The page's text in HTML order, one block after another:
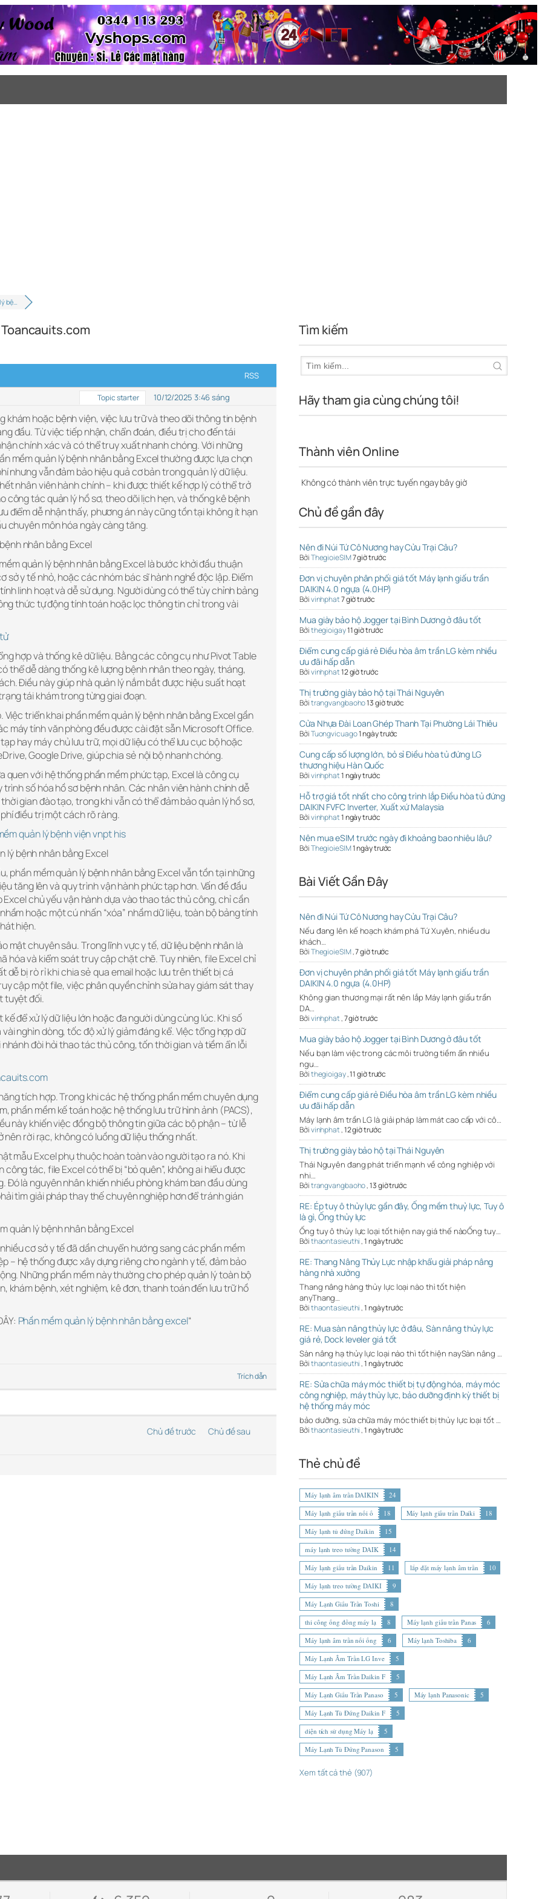
bệ…
RSS
Topic starter 10/12/2025 3:46 sáng
khám hoặc bệnh viện, việc lưu trữ và theo dõi thông tin bệnh
đầu. Từ việc tiếp nhận, chẩn đoán, điều trị cho đến tái
chính xác và có thể truy xuất nhanh chóng. Với những
mềm quản lý bệnh nhân bằng Excel thường được lựa chọn
nhưng vẫn đảm bảo hiệu quả cơ bản trong quản lý dữ liệu.
nhân viên hành chính – khi được thiết kế hợp lý có thể trở
công tác quản lý hồ sơ, theo dõi lịch hẹn, và thống kê bệnh
điểm dễ nhận thấy, phương án này cũng tồn tại không ít hạn
chuyên môn hóa ngày càng tăng.
nhân bằng Excel
quản lý bệnh nhân bằng Excel là bước khởi đầu thuận
sở y tế nhỏ, hoặc các nhóm bác sĩ hành nghề độc lập. Điểm
linh hoạt và dễ sử dụng. Người dùng có thể tùy chỉnh bảng
thức tự động tính toán hoặc lọc thông tin chỉ trong vài
hợp và thống kê dữ liệu. Bằng các công cụ như Pivot Table
thể dễ dàng thống kê lượng bệnh nhân theo ngày, tháng,
Điều này giúp nhà quản lý nắm bắt được hiệu suất hoạt
tái khám trong từng giai đoạn.
Việc triển khai phần mềm quản lý bệnh nhân bằng Excel gần
máy tính văn phòng đều được cài đặt sẵn Microsoft Office.
hay máy chủ lưu trữ, mọi dữ liệu có thể lưu cục bộ hoặc
Google Drive, giúp chia sẻ nội bộ nhanh chóng.
quen với hệ thống phần mềm phức tạp, Excel là công cụ
trình số hóa hồ sơ bệnh nhân. Các nhân viên hành chính dễ
gian đào tạo, trong khi vẫn có thể đảm bảo quản lý hồ sơ,
điều trị một cách rõ ràng.
quản lý bệnh viện vnpt his
lý bệnh nhân bằng Excel
phần mềm quản lý bệnh nhân bằng Excel vẫn tồn tại những
tăng lên và quy trình vận hành phức tạp hơn. Vấn đề đầu
Excel chủ yếu vận hành dựa vào thao tác thủ công, chỉ cần
hoặc một cú nhấn “xóa” nhầm dữ liệu, toàn bộ bảng tính
hiện.
mật chuyên sâu. Trong lĩnh vực y tế, dữ liệu bệnh nhân là
hóa và kiểm soát truy cập chặt chẽ. Tuy nhiên, file Excel chỉ
dễ bị rò rỉ khi chia sẻ qua email hoặc lưu trên thiết bị cá
cập một file, việc phân quyền chỉnh sửa hay giám sát thay
tuyệt đối.
để xử lý dữ liệu lớn hoặc đa người dùng cùng lúc. Khi số
nghìn dòng, tốc độ xử lý giảm đáng kể. Việc tổng hợp dữ
đòi hỏi thao tác thủ công, tốn thời gian và tiềm ẩn lỗi
tích hợp. Trong khi các hệ thống phần mềm chuyên dụng
phần mềm kế toán hoặc hệ thống lưu trữ hình ảnh (PACS),
này khiến việc đồng bộ thông tin giữa các bộ phận – từ lễ
nên rời rạc, không có luồng dữ liệu thống nhất.
mẫu Excel phụ thuộc hoàn toàn vào người tạo ra nó. Khi
tác, file Excel có thể bị “bỏ quên”, không ai hiểu được
là nguyên nhân khiến nhiều phòng khám ban đầu dùng
tìm giải pháp thay thế chuyên nghiệp hơn để tránh gián
quản lý bệnh nhân bằng Excel
cơ sở y tế đã dần chuyển hướng sang các phần mềm
– hệ thống được xây dựng riêng cho ngành y tế, đảm bảo
Những phần mềm này thường cho phép quản lý toàn bộ
khám bệnh, xét nghiệm, kê đơn, thanh toán đến lưu trữ hồ
Phần mềm quản lý bệnh nhân bằng excel“
Trích dẫn
Chủ đề trước Chủ đề sau
Tìm kiếm
Hãy tham gia cùng chúng tôi!
Thành viên Online
Không có thành viên trực tuyến ngay bây giờ
Chủ đề gần đây
Nên đi Núi Tứ Cô Nương hay Cửu Trại Câu?
BởiThegioieSIM7 giờ trước
Đơn vị chuyên phân phối giá tốt Máy lạnh giấu trần
DAIKIN 4.0 ngựa (4.0HP)
Bởivinhphat7 giờ trước
Mua giày bảo hộ Jogger tại Bình Dương ở đâu tốt
Bởithegioigay11 giờ trước
Điểm cung cấp giá rẻ Điều hòa âm trần LG kèm nhiều
ưu đãi hấp dẫn
Bởivinhphat12 giờ trước
Thị trường giày bảo hộ tại Thái Nguyên
Bởitrangvangbaoho13 giờ trước
Cửa Nhựa Đài Loan Ghép Thanh Tại Phường Lái Thiêu
BởiTuongvicuago1 ngày trước
Cung cấp số lượng lớn, bỏ sỉ Điều hòa tủ đứng LG
thương hiệu Hàn Quốc
Bởivinhphat1 ngày trước
Hỗ trợ giá tốt nhất cho công trình lắp Điều hòa tủ đứng
DAIKIN FVFC Inverter, Xuất xứ Malaysia
Bởivinhphat1 ngày trước
Nên mua eSIM trước ngày đi khoảng bao nhiêu lâu?
BởiThegioieSIM1 ngày trước
Bài Viết Gần Đây
Nên đi Núi Tứ Cô Nương hay Cửu Trại Câu?
Nếu đang lên kế hoạch khám phá Tứ Xuyên, nhiều du
khách…
BởiThegioieSIM,7 giờ trước
Đơn vị chuyên phân phối giá tốt Máy lạnh giấu trần
DAIKIN 4.0 ngựa (4.0HP)
Không gian thương mại rất nên lắp Máy lạnh giấu trần
DA…
Bởivinhphat,7 giờ trước
Mua giày bảo hộ Jogger tại Bình Dương ở đâu tốt
Nếu bạn làm việc trong các môi trường tiềm ẩn nhiều
ngu…
Bởithegioigay,11 giờ trước
Điểm cung cấp giá rẻ Điều hòa âm trần LG kèm nhiều
ưu đãi hấp dẫn
Máy lạnh âm trần LG là giải pháp làm mát cao cấp với cô…
Bởivinhphat,12 giờ trước
Thị trường giày bảo hộ tại Thái Nguyên
Thái Nguyên đang phát triển mạnh về công nghiệp với
nhi…
Bởitrangvangbaoho,13 giờ trước
RE: Ép tuy ô thủy lực gần đây, Ống mềm thuỷ lực, Tuy ô
là gì, Ống thủy lực
Ống tuy ô thủy lực loại tốt hiện nay giá thế nàoỐng tuy…
Bởithaontasieuthi,1 ngày trước
RE: Thang Nâng Thủy Lực nhập khẩu giải pháp nâng
hàng nhà xưởng
Thang nâng hàng thủy lực loại nào thì tốt hiện
anyThang…
Bởithaontasieuthi,1 ngày trước
RE: Mua sàn nâng thủy lực ở đâu, Sàn nâng thủy lực
giá rẻ, Dock leveler giá tốt
Sàn nâng hạ thủy lực loại nào thì tốt hiện naySàn nâng …
Bởithaontasieuthi,1 ngày trước
RE: Sửa chữa máy móc thiết bị tự động hóa, máy móc
công nghiệp, máy thủy lực, bảo dưỡng định kỳ thiết bị
hệ thống máy móc
bảo dưỡng, sửa chữa máy móc thiết bị thủy lực loại tốt …
Bởithaontasieuthi,1 ngày trước
Thẻ chủ đề
Máy lạnh âm trần DAIKIN
24
Máy lạnh giấu trần nối ố
18 Máy lạnh giấu trần Daiki
18
Máy lạnh tủ đứng Daikin
15
máy lạnh treo tường DAIK
14
Máy lạnh giấu trần Daikin
11 lắp đặt máy lạnh âm trần
10
Máy lạnh treo tường DAIKI
9
Máy Lạnh Giấu Trần Toshi
8
thi công ống đồng máy lạ
8 Máy lạnh giấu trần Panas
6
Máy lạnh âm trần nối ống
6 Máy lạnh Toshiba
6
Máy Lạnh Âm Trần LG Inve
5
Máy Lạnh Âm Trần Daikin F
5
Máy Lạnh Giấu Trần Panaso
5 Máy lạnh Panasonic
5
Máy Lạnh Tủ Đứng Daikin F
5
diện tích sử dụng Máy lạ
5
Máy Lạnh Tủ Đứng Panason
5
Xem tất cả thẻ (907)